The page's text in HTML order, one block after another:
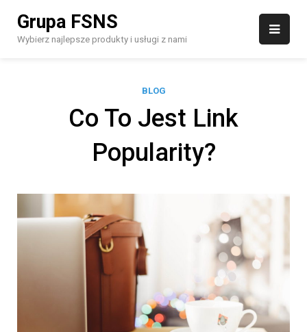
content
Grupa FSNS
Wybierz najlepsze produkty i usługi z nami
BLOG
Co To Jest Link
Popularity?